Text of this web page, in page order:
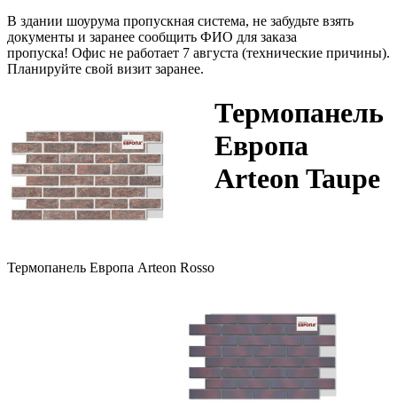
В здании шоурума пропускная система, не забудьте взять
документы и заранее сообщить ФИО для заказа
пропуска! Офис не работает 7 августа (технические причины).
Планируйте свой визит заранее.
Термопанель Европа Arteon Rosso
Термопанель
Европа
Arteon Taupe